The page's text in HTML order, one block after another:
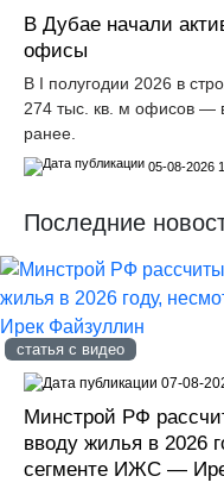
В Дубае начали
офисы
В I полугодии 2026 в
274 тыс. кв. м офисов —
ранее.
05-08-2026
Последние
статья с видео
Минстрой РФ
вводу жилья в 2026
сегменте ИЖС —
07-08-